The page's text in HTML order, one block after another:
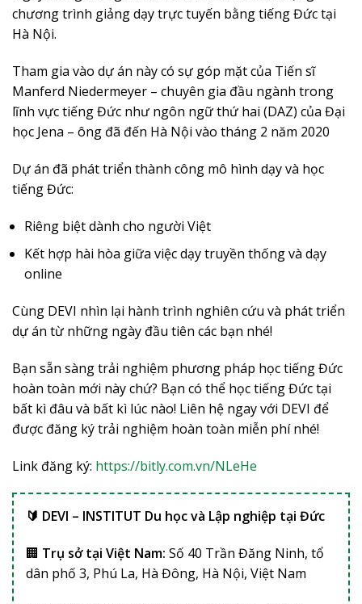
chương trình giảng dạy trực tuyến bằng tiếng Đức tại
Hà Nội.
Tham gia vào dự án này có sự góp mặt của Tiến sĩ
Manferd Niedermeyer – chuyên gia đầu ngành trong
lĩnh vực tiếng Đức như ngôn ngữ thứ hai (DAZ) của Đại
học Jena – ông đã đến Hà Nội vào tháng 2 năm 2020
Dự án đã phát triển thành công mô hình dạy và học
tiếng Đức:
Riêng biệt dành cho người Việt
Kết hợp hài hòa giữa việc dạy truyền thống và dạy
online
Cùng DEVI nhìn lại hành trình nghiên cứu và phát triển
dự án từ những ngày đầu tiên các bạn nhé!
Bạn sẵn sàng trải nghiệm phương pháp học tiếng Đức
hoàn toàn mới này chứ? Bạn có thể học tiếng Đức tại
bất kì đâu và bất kì lúc nào! Liên hệ ngay với DEVI để
được đăng ký trải nghiệm hoàn toàn miễn phí nhé!​
Link đăng ký: https://bitly.com.vn/NLeHe​
🔰 DEVI – INSTITUT Du học và Lập nghiệp tại Đức
🏢 Trụ sở tại Việt Nam: Số 40 Trần Đăng Ninh, tổ
dân phố 3, Phú La, Hà Đông, Hà Nội, Việt Nam